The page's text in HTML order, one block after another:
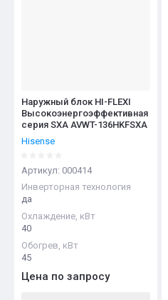
Наружный блок HI-FLEXI
Высокоэнергоэффективная
серия SXA AVWT-136HKFSXA
Hisense
Артикул: 000414
Инверторная технология
да
Охлаждение, кВт
40
Обогрев, кВт
45
Цена по запросу